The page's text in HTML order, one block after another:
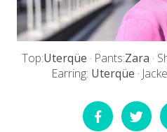
Top:Uterqüe · Pants:Zara ·
Earring: Uterqüe ·